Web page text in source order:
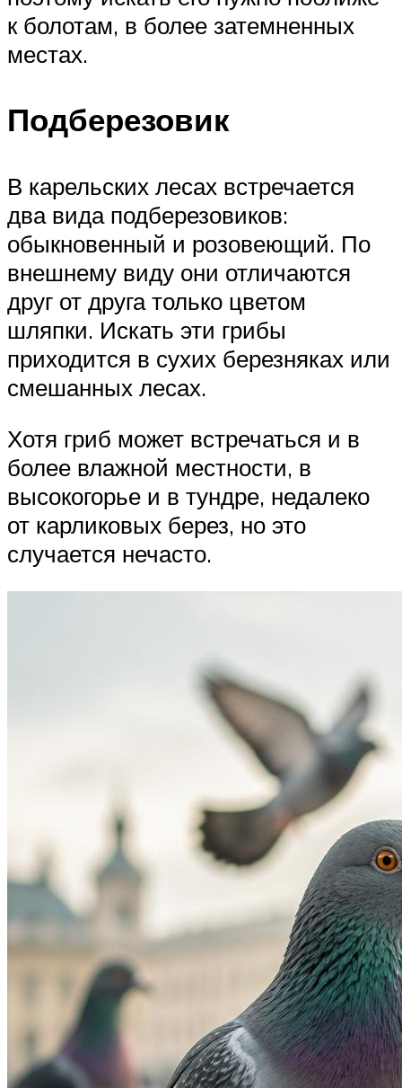
к болотам, в более затемненных
местах.
Подберезовик
В карельских лесах встречается
два вида подберезовиков:
обыкновенный и розовеющий. По
внешнему виду они отличаются
друг от друга только цветом
шляпки. Искать эти грибы
приходится в сухих березняках или
смешанных лесах.
Хотя гриб может встречаться и в
более влажной местности, в
высокогорье и в тундре, недалеко
от карликовых берез, но это
случается нечасто.